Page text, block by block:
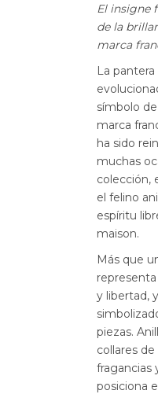
El insigne
de la
marca
La
símbolo
marca
ha sido
muchas
colección,
el felino
espíritu
maison.
Más que
y libertad,
piezas.
collares
fragancias
posiciona